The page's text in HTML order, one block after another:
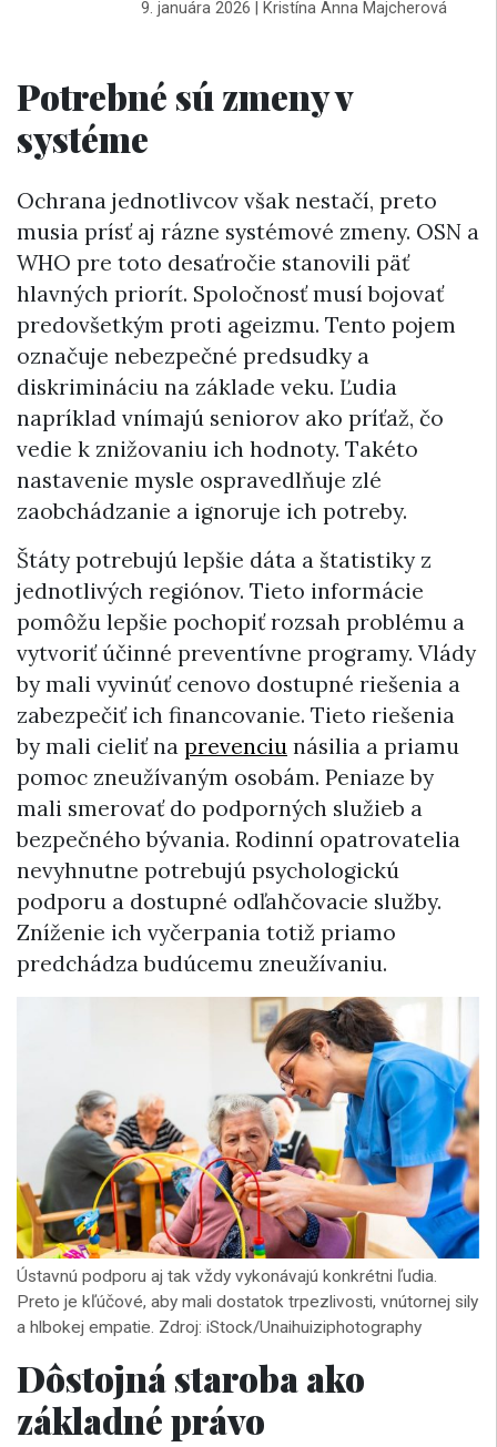
9. januára 2026 Kristína Anna Majcherová
Potrebné sú zmeny v
systéme
Ochrana jednotlivcov však nestačí, preto
musia prísť aj rázne systémové zmeny. OSN a
WHO pre toto desaťročie stanovili päť
hlavných priorít. Spoločnosť musí bojovať
predovšetkým proti ageizmu. Tento pojem
označuje nebezpečné predsudky a
diskrimináciu na základe veku. Ľudia
napríklad vnímajú seniorov ako príťaž, čo
vedie k znižovaniu ich hodnoty. Takéto
nastavenie mysle ospravedlňuje zlé
zaobchádzanie a ignoruje ich potreby.
Štáty potrebujú lepšie dáta a štatistiky z
jednotlivých regiónov. Tieto informácie
pomôžu lepšie pochopiť rozsah problému a
vytvoriť účinné preventívne programy. Vlády
by mali vyvinúť cenovo dostupné riešenia a
zabezpečiť ich financovanie. Tieto riešenia
by mali cieliť na prevenciu násilia a priamu
pomoc zneužívaným osobám. Peniaze by
mali smerovať do podporných služieb a
bezpečného bývania. Rodinní opatrovatelia
nevyhnutne potrebujú psychologickú
podporu a dostupné odľahčovacie služby.
Zníženie ich vyčerpania totiž priamo
predchádza budúcemu zneužívaniu.
Ústavnú podporu aj tak vždy vykonávajú konkrétni ľudia.
Preto je kľúčové, aby mali dostatok trpezlivosti, vnútornej sily
a hlbokej empatie. Zdroj: iStock/Unaihuiziphotography
Dôstojná staroba ako
základné právo